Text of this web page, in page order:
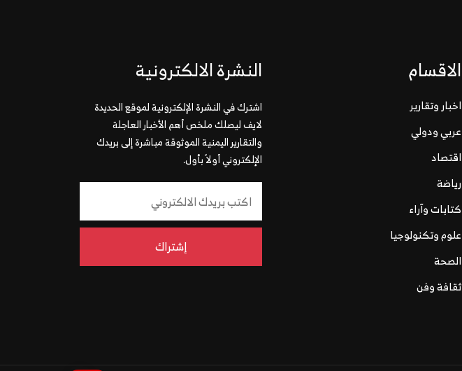
الاقسام
اخبار وتقارير
عربي ودولي
اقتصاد
رياضة
كتابات وآراء
علوم وتكنولوجيا
الصحة
ثقافة وفن
النشرة الالكترونية
اشترك في النشرة الإلكترونية لموقع الحديدة
لايف ليصلك ملخص أهم الأخبار العاجلة
والتقارير اليمنية الموثوقة مباشرة إلى بريدك
الإلكتروني أولاً بأول.
إشتراك